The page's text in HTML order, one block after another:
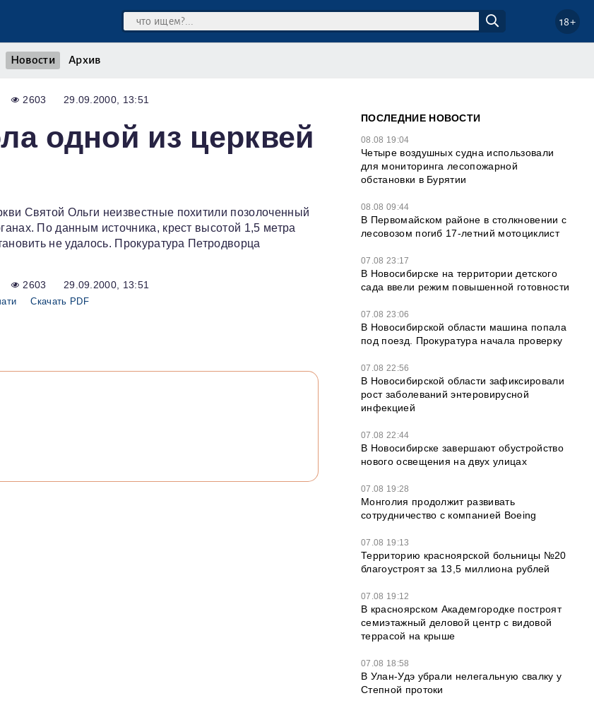
18+
Новости Архив
2603 29.09.2000, 13:51
одной из церквей
Святой Ольги неизвестные похитили позолоченный
По данным источника, крест высотой 1,5 метра
не удалось. Прокуратура Петродворца
2603 29.09.2000, 13:51
Скачать PDF
ПОСЛЕДНИЕ НОВОСТИ
08.08 19:04
Четыре воздушных судна использовали
для мониторинга лесопожарной
обстановки в Бурятии
08.08 09:44
В Первомайском районе в столкновении с
лесовозом погиб 17-летний мотоциклист
07.08 23:17
В Новосибирске на территории детского
сада ввели режим повышенной готовности
07.08 23:06
В Новосибирской области машина попала
под поезд. Прокуратура начала проверку
07.08 22:56
В Новосибирской области зафиксировали
рост заболеваний энтеровирусной
инфекцией
07.08 22:44
В Новосибирске завершают обустройство
нового освещения на двух улицах
07.08 19:28
Монголия продолжит развивать
сотрудничество с компанией Boeing
07.08 19:13
Территорию красноярской больницы №20
благоустроят за 13,5 миллиона рублей
07.08 19:12
В красноярском Академгородке построят
семиэтажный деловой центр с видовой
террасой на крыше
07.08 18:58
В Улан-Удэ убрали нелегальную свалку у
Степной протоки